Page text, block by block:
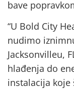
bave
“U Bold City
nudimo
Jacksonvilleu,
hlađenja do
instalacija koje